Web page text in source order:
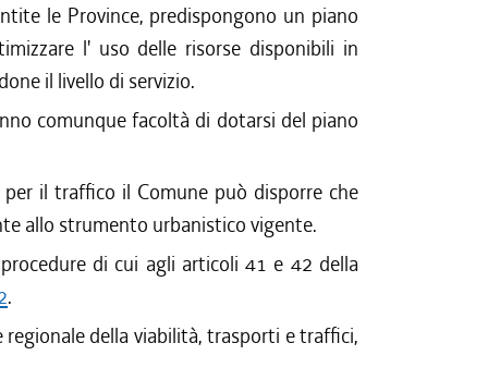
le Province, predispongono un piano
l' uso delle risorse disponibili in
il livello di servizio.
comunque facoltà di dotarsi del piano
il traffico il Comune può disporre che
allo strumento urbanistico vigente.
di cui agli articoli 41 e 42 della
.
della viabilità, trasporti e traffici,